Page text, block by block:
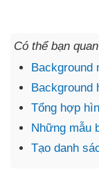
Có thể bạn
Background
Background
Tổng hợp
Những mẫu
Tạo danh